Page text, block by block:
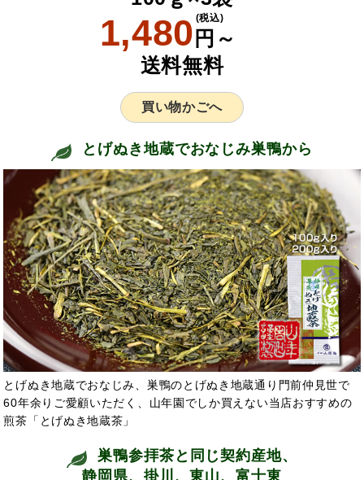
1,480 円～
(税込)
送料無料
買い物かごへ
とげぬき地蔵でおなじみ巣鴨から
とげぬき地蔵でおなじみ、巣鴨のとげぬき地蔵通り門前仲見世で
60年余りご愛顧いただく、山年園でしか買えない当店おすすめの
煎茶「とげぬき地蔵茶」
巣鴨参拝茶と同じ契約産地、
静岡県、掛川、東山、富士東